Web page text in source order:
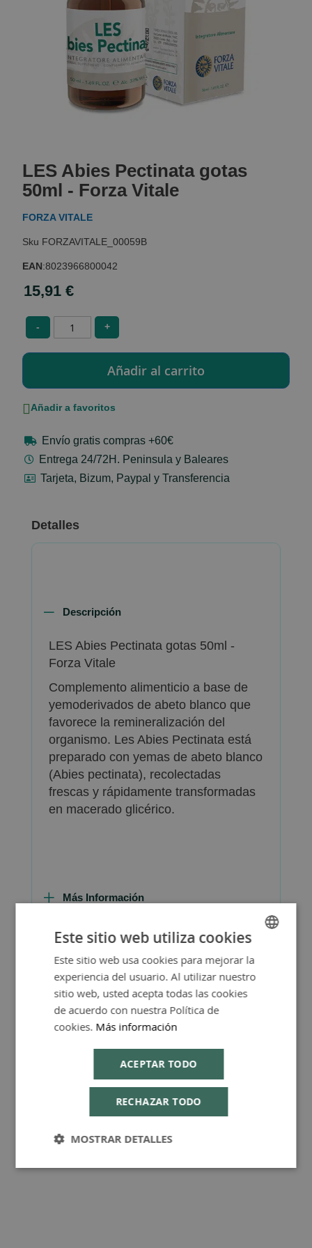
beginning
of
the
gallery
LES Abies Pectinata gotas
50ml - Forza Vitale
FORZA VITALE
FORZAVITALE_00059B
EAN:8023966800042
15,91 €
- +
Añadir a favoritos
Envío gratis compras +60€
Entrega 24/72H. Peninsula y Baleares
Tarjeta, Bizum, Paypal y Transferencia
Detalles
Descripción
LES Abies Pectinata gotas 50ml -
Forza Vitale
Complemento alimenticio a base de
yemoderivados de abeto blanco que
favorece la remineralización del
organismo. Les Abies Pectinata está
preparado con yemas de abeto blanco
(Abies pectinata), recolectadas
frescas y rápidamente transformadas
en macerado glicérico.
Más Información
FAQ - Preguntas y Respuestas
Consejos de Compra Producto
SPANISH
ENGLISH
Este sitio web utiliza cookies
Este sitio web usa cookies para mejorar la
experiencia del usuario. Al utilizar nuestro
sitio web, usted acepta todas las cookies
de acuerdo con nuestra Política de
cookies. Más información
ACEPTAR TODO
RECHAZAR TODO
MOSTRAR DETALLES